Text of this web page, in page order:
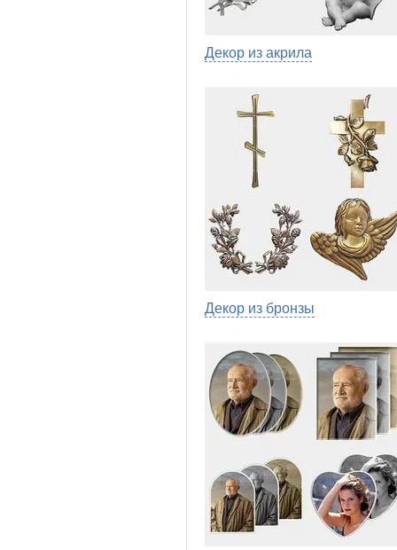
Декор из акрила
Декор из бронзы